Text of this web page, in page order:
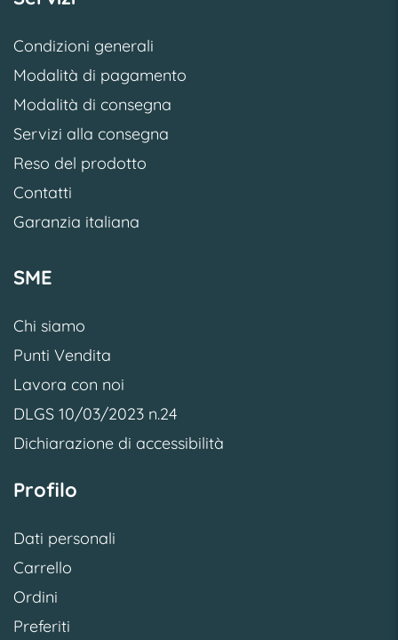
Condizioni generali
Modalità di pagamento
Modalità di consegna
Servizi alla consegna
Reso del prodotto
Contatti
Garanzia italiana
SME
Chi siamo
Punti Vendita
Lavora con noi
DLGS 10/03/2023 n.24
Dichiarazione di accessibilità
Profilo
Dati personali
Carrello
Ordini
Preferiti